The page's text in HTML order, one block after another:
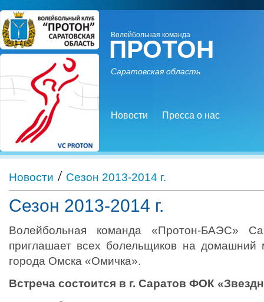
Волейбольная команда
ПРОТОН
Саратовская область
Новости Пресса о нас
Новости / Сезон 2013-2014 г.
Сезон 2013-2014 г.
Волейбольная команда «Протон-БАЭС»
приглашает всех болельщиков на домашний
города Омска «Омичка».
Встреча состоится в г. Саратов ФОК